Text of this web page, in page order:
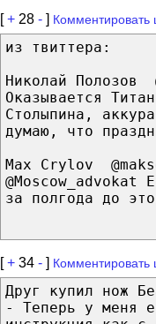
[+ 28 - ] Комментировать
из твиттера:
Оказывается
Столыпина,
думаю, что
Max Crylov
за полгода до
[+ 34 - ] Комментировать
Друг купил нож
- Теперь у меня